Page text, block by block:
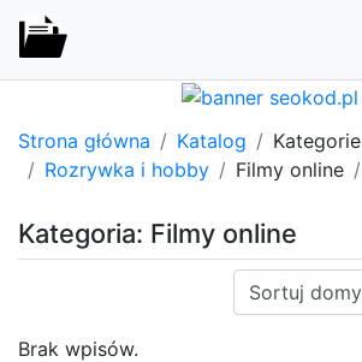
Strona główna Katalog
Kategorie
Rozrywka i hobby
Filmy online
Kategoria: Filmy online
Sortuj:
Brak wpisów.